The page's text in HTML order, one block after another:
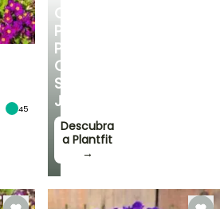
CONSELHOS
PERSONALIZADOS
PARA
O
SEU
JARDIM
Descubra
a Plantfit
→
45